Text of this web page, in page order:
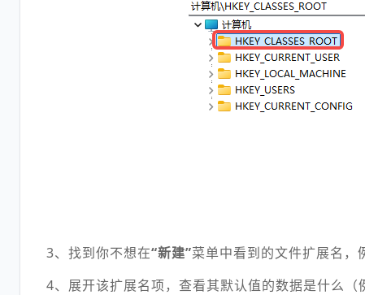
3、找到你不想在“新建”菜单中看到的文件扩展名，
4、展开该扩展名项，查看其默认值的数据是什么